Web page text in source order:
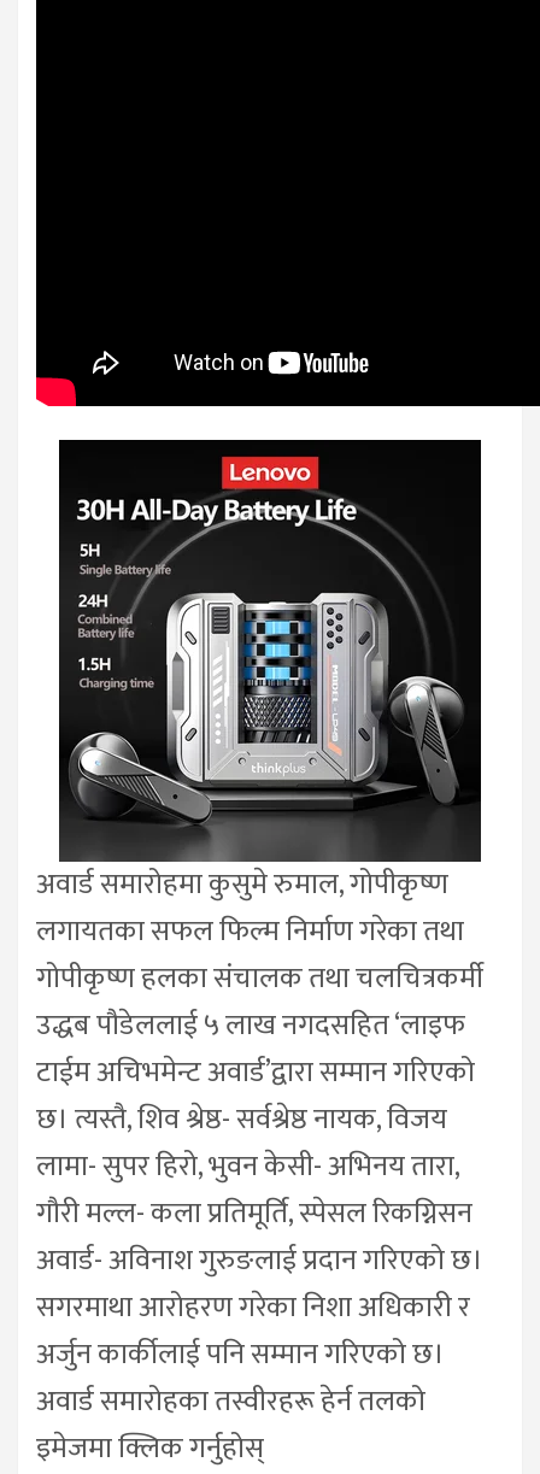
अवार्ड समारोहमा कुसुमे रुमाल, गोपीकृष्ण
लगायतका सफल फिल्म निर्माण गरेका तथा
गोपीकृष्ण हलका संचालक तथा चलचित्रकर्मी
उद्धब पौडेललाई ५ लाख नगदसहित ‘लाइफ
टाईम अचिभमेन्ट अवार्ड’द्वारा सम्मान गरिएको
छ। त्यस्तै, शिव श्रेष्ठ- सर्वश्रेष्ठ नायक, विजय
लामा- सुपर हिरो, भुवन केसी- अभिनय तारा,
गौरी मल्ल- कला प्रतिमूर्ति, स्पेसल रिकग्निसन
अवार्ड- अविनाश गुरुङलाई प्रदान गरिएको छ।
सगरमाथा आरोहरण गरेका निशा अधिकारी र
अर्जुन कार्कीलाई पनि सम्मान गरिएको छ।
अवार्ड समारोहका तस्वीरहरू हेर्न तलको
इमेजमा क्लिक गर्नुहोस्